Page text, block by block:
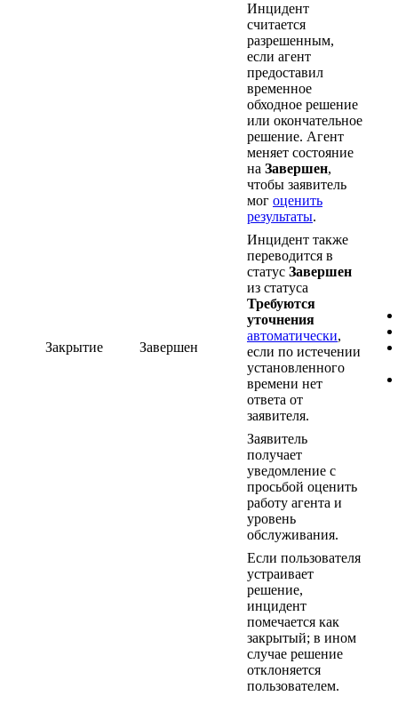
Закрытие Завершен
Инцидент
считается
разрешенным,
если агент
предоставил
временное
обходное решение
или окончательное
решение. Агент
меняет состояние
на Завершен,
чтобы заявитель
мог оценить
результаты.
Инцидент также
переводится в
статус Завершен
из статуса
Требуются
уточнения
автоматически,
если по истечении
установленного
времени нет
ответа от
заявителя.
Заявитель
получает
уведомление с
просьбой оценить
работу агента и
уровень
обслуживания.
Если пользователя
устраивает
решение,
инцидент
помечается как
закрытый; в ином
случае решение
отклоняется
пользователем.